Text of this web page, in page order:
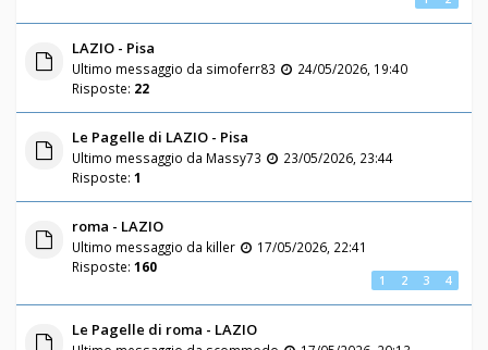
LAZIO - Pisa
Ultimo messaggio da simoferr83
24/05/2026, 19:40
Risposte: 22
Le Pagelle di LAZIO - Pisa
Ultimo messaggio da Massy73
23/05/2026, 23:44
Risposte: 1
roma - LAZIO
Ultimo messaggio da killer
17/05/2026, 22:41
Risposte: 160
1 2 3 4
Le Pagelle di roma - LAZIO